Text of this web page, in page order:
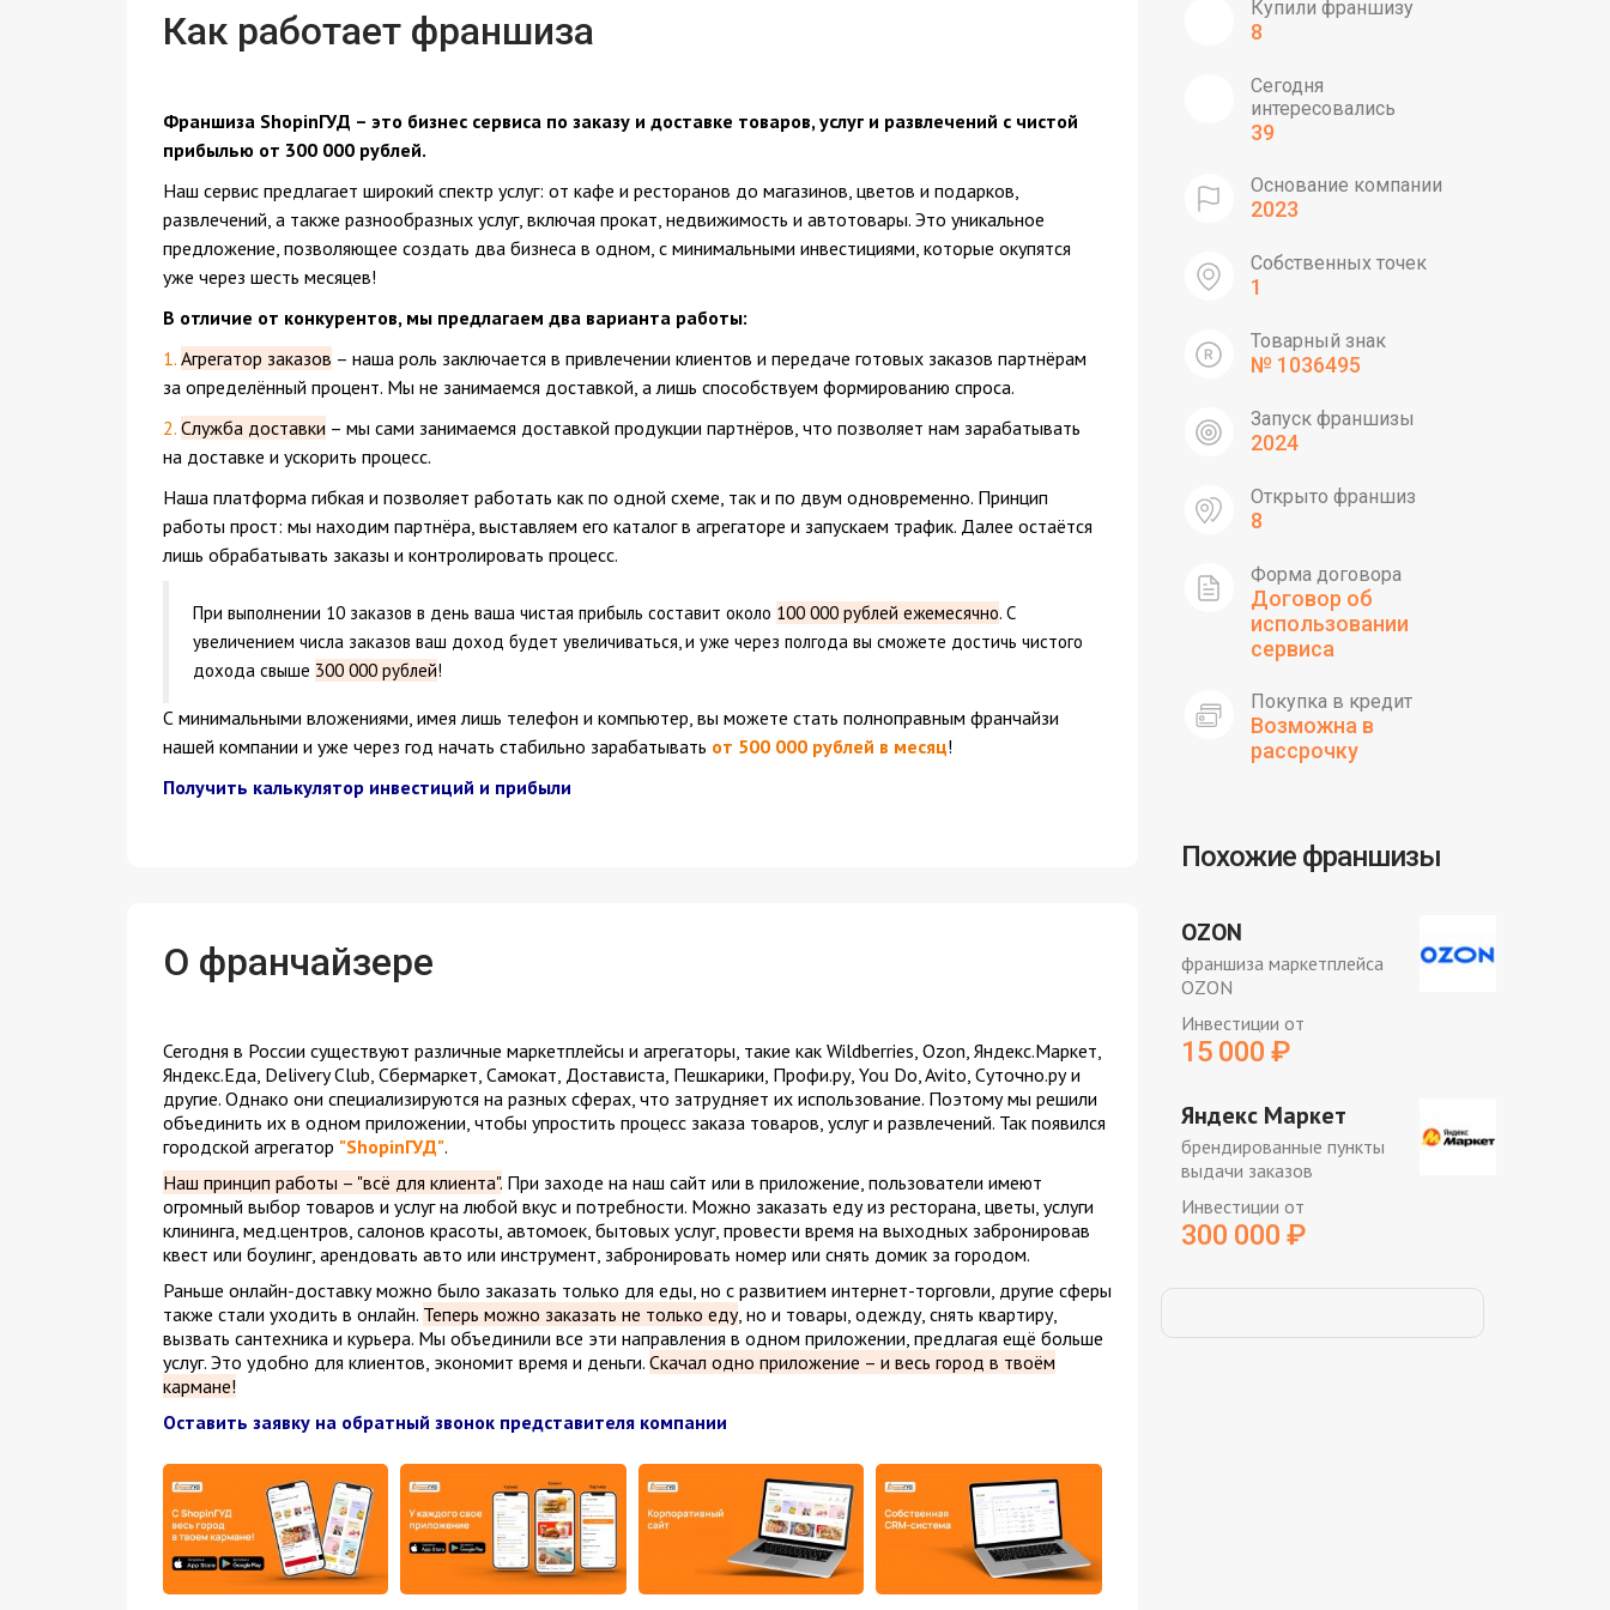
Как работает франшиза
Франшиза ShopinГУД – это бизнес сервиса по заказу и доставке товаров, услуг и развлечений с чистой
прибылью от 300 000 рублей.
Наш сервис предлагает широкий спектр услуг: от кафе и ресторанов до магазинов, цветов и подарков,
развлечений, а также разнообразных услуг, включая прокат, недвижимость и автотовары. Это уникальное
предложение, позволяющее создать два бизнеса в одном, с минимальными инвестициями, которые окупятся
уже через шесть месяцев!
В отличие от конкурентов, мы предлагаем два варианта работы:
1. Агрегатор заказов – наша роль заключается в привлечении клиентов и передаче готовых заказов партнёрам
за определённый процент. Мы не занимаемся доставкой, а лишь способствуем формированию спроса.
2. Служба доставки – мы сами занимаемся доставкой продукции партнёров, что позволяет нам зарабатывать
на доставке и ускорить процесс.
Наша платформа гибкая и позволяет работать как по одной схеме, так и по двум одновременно. Принцип
работы прост: мы находим партнёра, выставляем его каталог в агрегаторе и запускаем трафик. Далее остаётся
лишь обрабатывать заказы и контролировать процесс.
При выполнении 10 заказов в день ваша чистая прибыль составит около 100 000 рублей ежемесячно. С
увеличением числа заказов ваш доход будет увеличиваться, и уже через полгода вы сможете достичь чистого
дохода свыше 300 000 рублей!
С минимальными вложениями, имея лишь телефон и компьютер, вы можете стать полноправным франчайзи
нашей компании и уже через год начать стабильно зарабатывать от 500 000 рублей в месяц!
Получить калькулятор инвестиций и прибыли
О франчайзере
Сегодня в России существуют различные маркетплейсы и агрегаторы, такие как Wildberries, Ozon, Яндекс.Маркет,
Яндекс.Еда, Delivery Club, Сбермаркет, Самокат, Достависта, Пешкарики, Профи.ру, You Do, Avito, Суточно.ру и
другие. Однако они специализируются на разных сферах, что затрудняет их использование. Поэтому мы решили
объединить их в одном приложении, чтобы упростить процесс заказа товаров, услуг и развлечений. Так появился
городской агрегатор "ShopinГУД".
Наш принцип работы – "всё для клиента".При заходе на наш сайт или в приложение, пользователи имеют
огромный выбор товаров и услуг на любой вкус и потребности. Можно заказать еду из ресторана, цветы, услуги
клининга, мед.центров, салонов красоты, автомоек, бытовых услуг, провести время на выходных забронировав
квест или боулинг, арендовать авто или инструмент, забронировать номер или снять домик за городом.
Раньше онлайн-доставку можно было заказать только для еды, но с развитием интернет-торговли, другие сферы
также стали уходить в онлайн. Теперь можно заказать не только еду, но и товары, одежду, снять квартиру,
вызвать сантехника и курьера. Мы объединили все эти направления в одном приложении, предлагая ещё больше
услуг. Это удобно для клиентов, экономит время и деньги. Скачал одно приложение – и весь город в твоём
кармане!
Оставить заявку на обратный звонок представителя компании
Купили франшизу
8
Сегодня
интересовались
39
Основание компании
2023
Собственных точек
1
Товарный знак
№ 1036495
Запуск франшизы
2024
Открыто франшиз
8
Форма договора
Договор об
использовании
сервиса
Покупка в кредит
Возможна в
рассрочку
Похожие франшизы
OZON
франшиза маркетплейса
OZON
Инвестиции от
15 000 ₽
Яндекс Маркет
брендированные пункты
выдачи заказов
Инвестиции от
300 000 ₽